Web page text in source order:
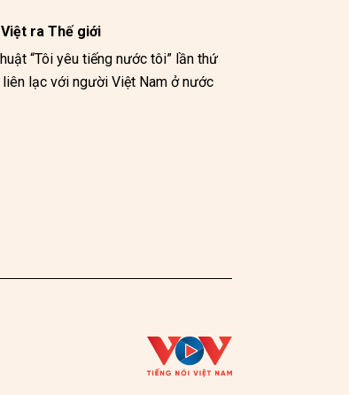
ra Thế giới
“Tôi yêu tiếng nước tôi” lần thứ
lạc với người Việt Nam ở nước